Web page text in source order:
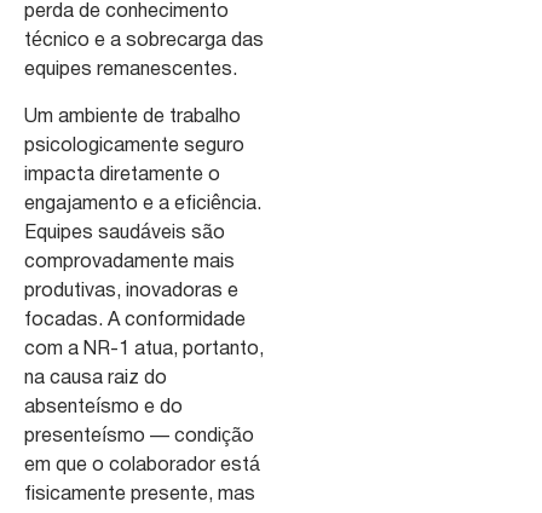
perda de conhecimento
técnico e a sobrecarga das
equipes remanescentes.
Um ambiente de trabalho
psicologicamente seguro
impacta diretamente o
engajamento e a eficiência.
Equipes saudáveis são
comprovadamente mais
produtivas, inovadoras e
focadas. A conformidade
com a NR-1 atua, portanto,
na causa raiz do
absenteísmo e do
presenteísmo — condição
em que o colaborador está
fisicamente presente, mas